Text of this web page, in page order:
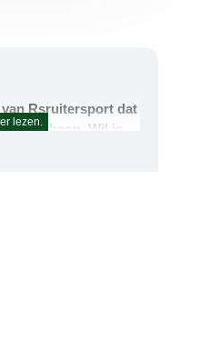
Rsruitersport dat
aankoop. Wil je